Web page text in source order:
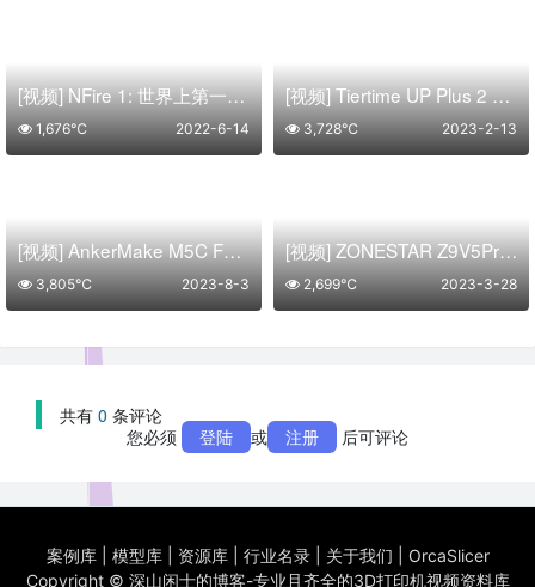
[视频] NFire 1: 世界上第一台真正模块化的 3D打印机
2022-6-14
1,676℃
[视频] Tiertime UP Plus 2 3D打印机 经典好评 永恒的可靠性
2023-2-13
3,728℃
[视频] AnkerMake M5C FDM 3D打印机：一键打印让乐趣变得真实
2023-8-3
3,805℃
[视频] ZONESTAR Z9V5Pro-MK4 CoreXY 4挤出机多色静音 FDM 3D打印机
2023-3-28
2,699℃
共有 0 条评论
您必须 登陆 或 注册 后可评论
案例库| 模型库| 资源库| 行业名录| 关于我们
OrcaSlicer
Copyright © 深山闲士的博客-专业且齐全的3D打印机视频资料库